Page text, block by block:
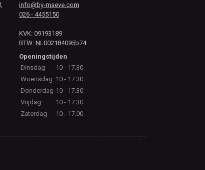
info@by-maeve.com
026 - 4455150
KVK: 09193189
BTW: NL002184095b74
Openingstijden
Dinsdag
10 - 17.30
Woensdag 10 - 17.30
Donderdag 10 - 17.30
Vrijdag
10 - 17.30
Zaterdag
10 - 17.00